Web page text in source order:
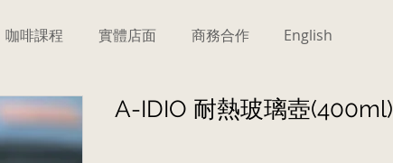
咖啡課程 實體店面 商務合作 English
A-IDIO 耐熱玻璃壺(400ml)